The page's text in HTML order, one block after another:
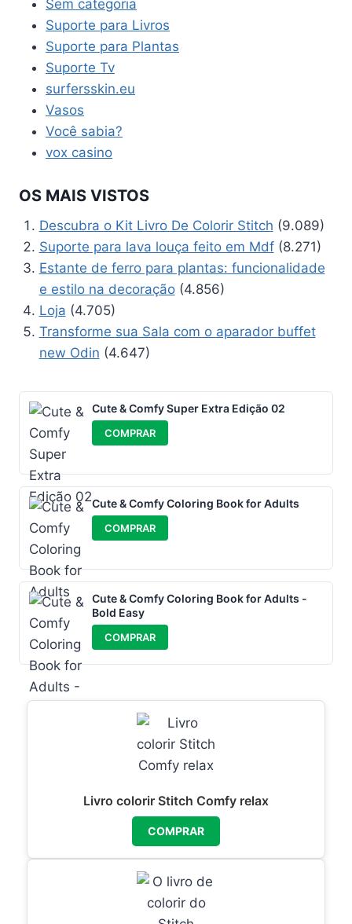
Sem categoria
Suporte para Livros
Suporte para Plantas
Suporte Tv
surfersskin.eu
Vasos
Você sabia?
vox casino
OS MAIS VISTOS
Descubra o Kit Livro De Colorir Stitch (9.089)
Suporte para lava louça feito em Mdf (8.271)
Estante de ferro para plantas: funcionalidade
e estilo na decoração (4.856)
Loja (4.705)
Transforme sua Sala com o aparador buffet
new Odin (4.647)
Cute & Comfy Super Extra Edição 02
COMPRAR
Cute & Comfy Coloring Book for Adults
COMPRAR
Cute & Comfy Coloring Book for Adults -
Bold Easy
COMPRAR
Livro colorir Stitch Comfy relax
COMPRAR